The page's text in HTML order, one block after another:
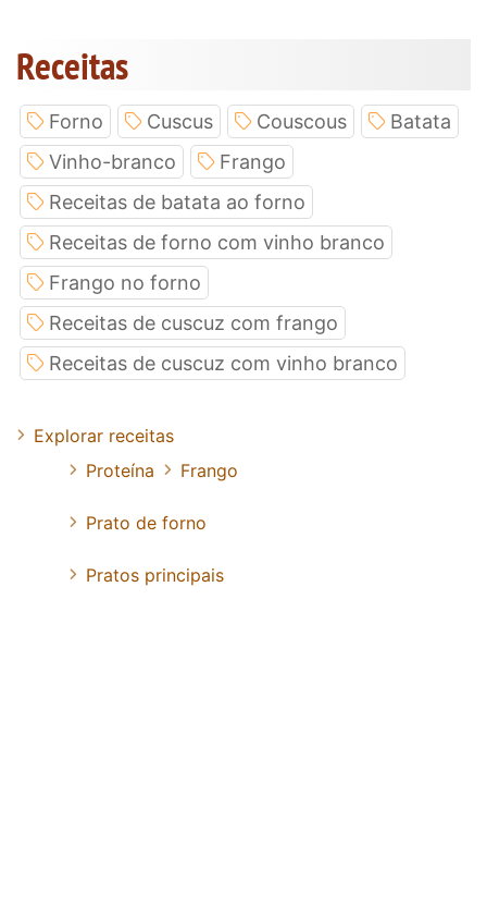
Receitas
Forno Cuscus Couscous
Batata
Vinho-branco
Frango
Receitas de batata ao forno
Receitas de forno com vinho branco
Frango no forno
Receitas de cuscuz com frango
Receitas de cuscuz com vinho branco
Explorar receitas
Proteína
Frango
Prato de forno
Pratos principais